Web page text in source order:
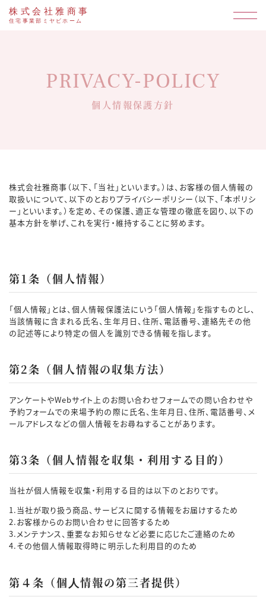
株式会社雅商事
住宅事業部ミヤビホーム
PRIVACY-POLICY
個人情報保護方針
株式会社雅商事（以下、「当社」といいます。）は、お客様の個人情報の
取扱いについて、以下のとおりプライバシーポリシー（以下、「本ポリシ
ー」といいます。）を定め、その保護、適正な管理の徹底を図り、以下の
基本方針を挙げ、これを実行・維持することに努めます。
第1条（個人情報）
「個人情報」とは、個人情報保護法にいう「個人情報」を指すものとし、
当該情報に含まれる氏名、生年月日、住所、電話番号、連絡先その他
の記述等により特定の個人を識別できる情報を指します。
第2条（個人情報の収集方法）
アンケートやWebサイト上のお問い合わせフォームでの問い合わせや
予約フォームでの来場予約の際に氏名、生年月日、住所、電話番号、メ
ールアドレスなどの個人情報をお尋ねすることがあります。
第3条（個人情報を収集・利用する目的）
当社が個人情報を収集・利用する目的は以下のとおりです。
1.当社が取り扱う商品、サービスに関する情報をお届けするため
2.お客様からのお問い合わせに回答するため
3.メンテナンス、重要なお知らせなど必要に応じたご連絡のため
4.その他個人情報取得時に明示した利用目的のため
第４条（個⼈情報の第三者提供）